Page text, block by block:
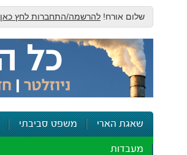
שלום אורח! להרשמה/התחברות לחץ כאן
שאגת הארי משפט סביבתי
מעבדות